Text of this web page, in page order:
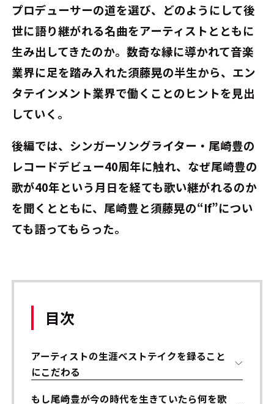
プロデューサーの道を選び、どのようにして後
世に語り継がれる名曲をアーティストとともに
生み出してきたのか。数奇な縁に導かれて音楽
業界に足を踏み入れた須藤晃の半生から、エン
タテインメント業界で働くことのヒントを見出
していく。
後編では、シンガーソングライター・尾崎豊の
レコードデビュー40周年に触れ、なぜ尾崎豊の
歌が40年という月日を経ても歌い継がれるのか
を聞くとともに、尾崎豊と須藤晃の“If”につい
ても語ってもらった。
目次
アーティストの生涯ベストテイクを録ること
にこだわる
もし尾崎豊が今の時代を生きていたら何を歌